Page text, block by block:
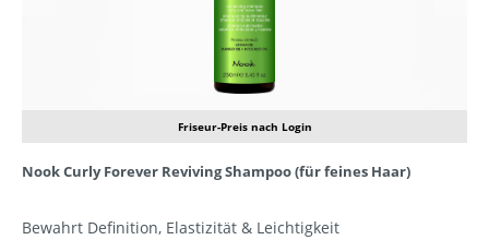
Friseur-Preis nach Login
Nook Curly Forever Reviving Shampoo (für feines Haar)
Bewahrt Definition, Elastizität & Leichtigkeit